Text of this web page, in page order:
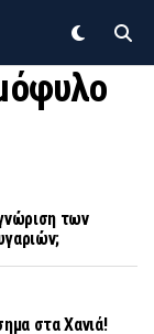
των
στα Χανιά!